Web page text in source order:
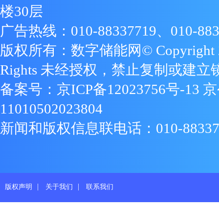
楼30层
广告热线：010-88337719、010-
版权所有：数字储能网© Copyright
Rights 未经授权，禁止复制或建立
备案号： 京ICP备12023756号-13
11010502023804
新闻和版权信息联电话：010-
版权声明 | 关于我们 | 联系我们